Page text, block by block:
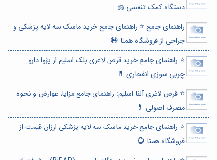
دستگاه کمک تنفسی 🫁
راهنمای جامع ⭐️ راهنمای جامع خرید ماسک سه لایه پزشکی و
جراحی از فروشگاه همتا 😷
⭐️ راهنمای جامع خرید قرص لاغری بلک اسلیم از پژوا دارو:
چربی سوزی انفجاری 💊
⭐️ قرص لاغری آلفا اسلیم: راهنمای جامع مزایا، عوارض و نحوه
مصرف اصولی 💊
⭐️ راهنمای جامع خرید ماسک سه لایه پزشکی ارزان قیمت از
فروشگاه همتا 😷